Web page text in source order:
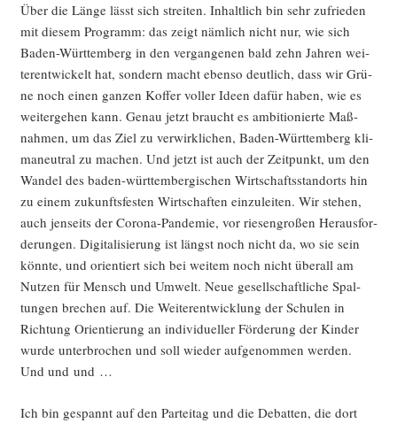
Über die Län­ge lässt sich strei­ten. Inhalt­lich bin sehr zufrie­den
mit die­sem Pro­gramm: das zeigt näm­lich nicht nur, wie sich
Baden-Würt­tem­berg in den ver­gan­ge­nen bald zehn Jah­ren wei­
ter­ent­wi­ckelt hat, son­dern macht eben­so deut­lich, dass wir Grü­
ne noch einen gan­zen Kof­fer vol­ler Ideen dafür haben, wie es
wei­ter­ge­hen kann. Genau jetzt braucht es ambi­tio­nier­te Maß­
nah­men, um das Ziel zu ver­wirk­li­chen, Baden-Würt­tem­berg kli­
ma­neu­tral zu machen. Und jetzt ist auch der Zeit­punkt, um den
Wan­del des baden-würt­tem­ber­gi­schen Wirt­schafts­stand­orts hin
zu einem zukunfts­fes­ten Wirt­schaf­ten ein­zu­lei­ten. Wir ste­hen,
auch jen­seits der Coro­na-Pan­de­mie, vor rie­sen­gro­ßen Her­aus­for­
de­run­gen. Digi­ta­li­sie­rung ist längst noch nicht da, wo sie sein
könn­te, und ori­en­tiert sich bei wei­tem noch nicht über­all am
Nut­zen für Mensch und Umwelt. Neue gesell­schaft­li­che Spal­
tun­gen bre­chen auf. Die Wei­ter­ent­wick­lung der Schu­len in
Rich­tung Ori­en­tie­rung an indi­vi­du­el­ler För­de­rung der Kin­der
wur­de unter­bro­chen und soll wie­der auf­ge­nom­men wer­den.
Und und und …
Ich bin gespannt auf den Par­tei­tag und die Debat­ten, die dort